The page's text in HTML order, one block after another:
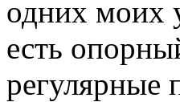
одних моих
есть
регулярные